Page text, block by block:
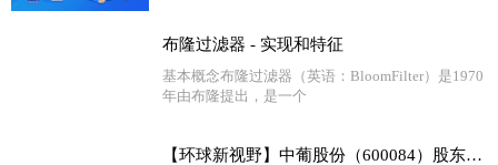
布隆过滤器 - 实现和特征
基本概念布隆过滤器（英语：BloomFilter）是1970
年由布隆提出，是一个
【环球新视野】中葡股份（600084）股东中信国安实业集团有限公司质押1.3亿股，占总股本11.57%